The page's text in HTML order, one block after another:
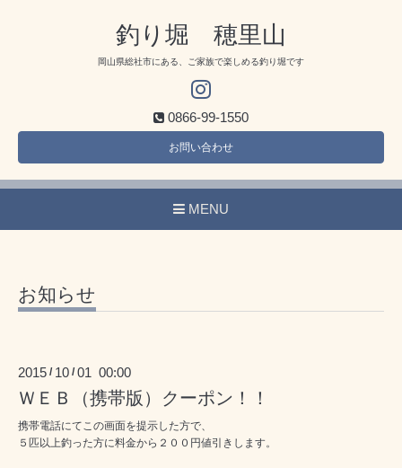
釣り堀 穂里山
岡山県総社市にある、ご家族で楽しめる釣り堀です
0866-99-1550
お問い合わせ
MENU
お知らせ
2015 / 10 /01 00:00
ＷＥＢ（携帯版）クーポン！！
携帯電話にてこの画面を提示した方で、
５匹以上釣った方に料金から２００円値引きします。